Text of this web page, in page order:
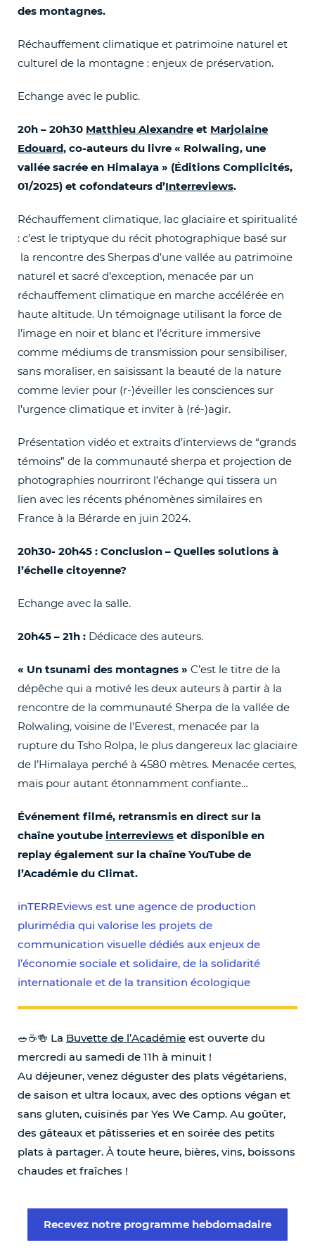
des montagnes.
Réchauffement climatique et patrimoine naturel et
culturel de la montagne : enjeux de préservation.
Echange avec le public.
20h – 20h30 Matthieu Alexandre et Marjolaine
Edouard, co-auteurs du livre « Rolwaling, une
vallée sacrée en Himalaya » (Éditions Complicités,
01/2025) et cofondateurs d’Interreviews.
Réchauffement climatique, lac glaciaire et spiritualité
: c’est le triptyque du récit photographique basé sur
la rencontre des Sherpas d’une vallée au patrimoine
naturel et sacré d’exception, menacée par un
réchauffement climatique en marche accélérée en
haute altitude. Un témoignage utilisant la force de
l’image en noir et blanc et l’écriture immersive
comme médiums de transmission pour sensibiliser,
sans moraliser, en saisissant la beauté de la nature
comme levier pour (r-)éveiller les consciences sur
l’urgence climatique et inviter à (ré-)agir.
Présentation vidéo et extraits d’interviews de “grands
témoins” de la communauté sherpa et projection de
photographies nourriront l’échange qui tissera un
lien avec les récents phénomènes similaires en
France à la Bérarde en juin 2024.
20h30- 20h45 : Conclusion – Quelles solutions à
l’échelle citoyenne?
Echange avec la salle.
20h45 – 21h : Dédicace des auteurs.
« Un tsunami des montagnes » C’est le titre de la
dépêche qui a motivé les deux auteurs à partir à la
rencontre de la communauté Sherpa de la vallée de
Rolwaling, voisine de l’Everest, menacée par la
rupture du Tsho Rolpa, le plus dangereux lac glaciaire
de l’Himalaya perché à 4580 mètres. Menacée certes,
mais pour autant étonnamment confiante…
Événement filmé, retransmis en direct sur la
chaîne youtube interreviews et disponible en
replay également sur la chaîne YouTube de
l’Académie du Climat.
inTERREviews est une agence de production
plurimédia qui valorise les projets de
communication visuelle dédiés aux enjeux de
l’économie sociale et solidaire, de la solidarité
internationale et de la transition écologique
🥗☕️🍻 La Buvette de l’Académie est ouverte du
mercredi au samedi de 11h à minuit !
Au déjeuner, venez déguster des plats végétariens,
de saison et ultra locaux, avec des options végan et
sans gluten, cuisinés par Yes We Camp. Au goûter,
des gâteaux et pâtisseries et en soirée des petits
plats à partager. À toute heure, bières, vins, boissons
chaudes et fraîches !
Recevez notre programme hebdomadaire